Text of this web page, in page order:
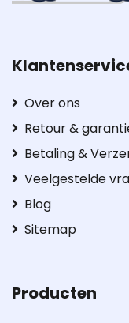
Over ons
Retour &
Betaling &
Veelgestelde
Blog
Sitemap
Producten